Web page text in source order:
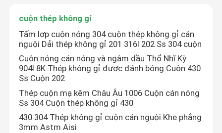
cuộn thép không gỉ
Tấm lợp cuộn nóng 304 cuộn thép không gỉ cán
nguội Dải thép không gỉ 201 316l 202 Ss 304 cuộn
Cuộn nóng cán nóng và ngâm dầu Thổ Nhĩ Kỳ
904l 8K Thép không gỉ được đánh bóng Cuộn 430
Ss Cuộn 202
Thép cuộn mạ kẽm Châu Âu 1006 Cuộn cán nóng
Ss 304 Cuộn thép không gỉ 430
430 304 Thép không gỉ cuộn cán nguội Khe phẳng
3mm Astm Aisi